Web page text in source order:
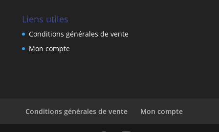
Liens utiles
Conditions générales de vente
Mon compte
Conditions générales de vente Mon compte